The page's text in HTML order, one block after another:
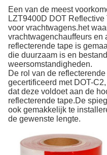
Een van de meest
LZT9400D DOT
voor vrachtwagens.het
vrachtwagenchauffeurs en
reflecterende tape is
die duurzaam is en
weersomstandigheden.
De rol van de
gecertificeerd met DOT-
dat deze voldoet aan de
reflecterende tape.De
ook gemakkelijk te
de gewenste lengte.